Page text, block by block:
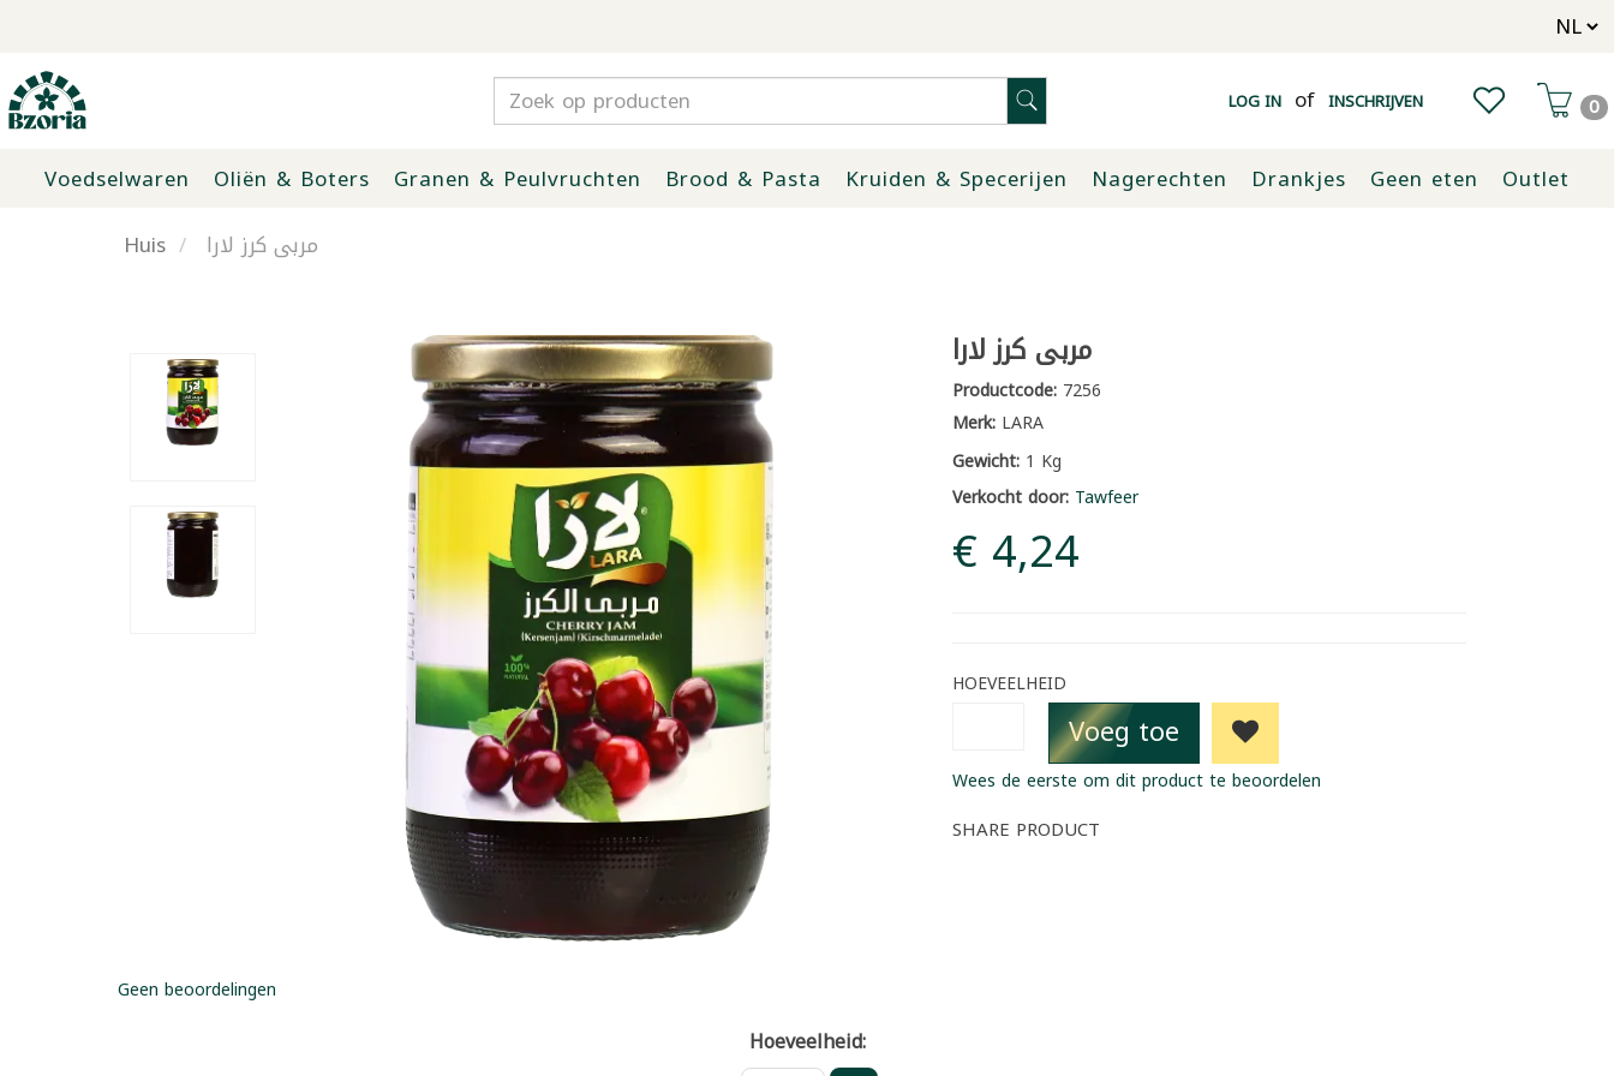
LOG IN of INSCHRIJVEN 0
Voedselwaren Oliën & Boters Granen & Peulvruchten Brood & Pasta Kruiden & Specerijen Nagerechten Drankjes Geen eten
Outlet
Huis
مربى كرز لارا
مربى كرز لارا
Productcode:7256
Merk:LARA
Gewicht:1 Kg
Verkocht door: Tawfeer
€ 4,24
HOEVEELHEID
Voeg toe
Wees de eerste om dit product te beoordelen
SHARE PRODUCT
Geen beoordelingen
Hoeveelheid: